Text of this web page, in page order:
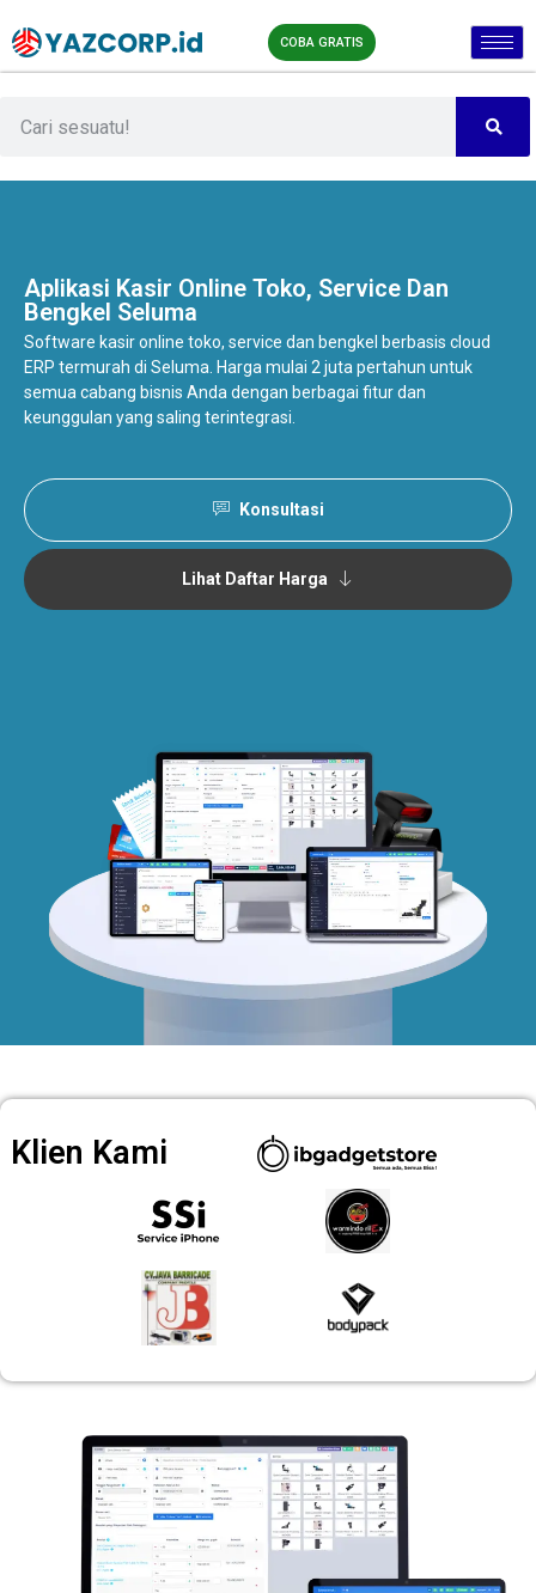
COBA GRATIS
Aplikasi Kasir Online Toko, Service Dan
Bengkel Seluma
Software kasir online toko, service dan bengkel berbasis cloud
ERP termurah di Seluma. Harga mulai 2 juta pertahun untuk
semua cabang bisnis Anda dengan berbagai fitur dan
keunggulan yang saling terintegrasi.
Konsultasi
Lihat Daftar Harga
Klien Kami